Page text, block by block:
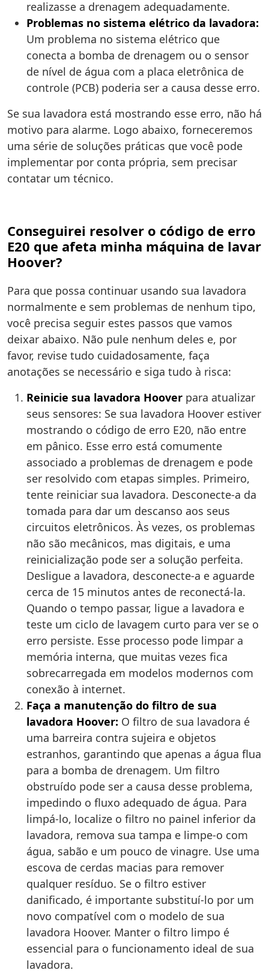
realizasse a drenagem adequadamente.
Problemas no sistema elétrico da lavadora:
Um problema no sistema elétrico que
conecta a bomba de drenagem ou o sensor
de nível de água com a placa eletrônica de
controle (PCB) poderia ser a causa desse erro.
Se sua lavadora está mostrando esse erro, não há
motivo para alarme. Logo abaixo, forneceremos
uma série de soluções práticas que você pode
implementar por conta própria, sem precisar
contatar um técnico.
Conseguirei resolver o código de erro
E20 que afeta minha máquina de lavar
Hoover?
Para que possa continuar usando sua lavadora
normalmente e sem problemas de nenhum tipo,
você precisa seguir estes passos que vamos
deixar abaixo. Não pule nenhum deles e, por
favor, revise tudo cuidadosamente, faça
anotações se necessário e siga tudo à risca:
Reinicie sua lavadora Hoover para atualizar
seus sensores: Se sua lavadora Hoover estiver
mostrando o código de erro E20, não entre
em pânico. Esse erro está comumente
associado a problemas de drenagem e pode
ser resolvido com etapas simples. Primeiro,
tente reiniciar sua lavadora. Desconecte-a da
tomada para dar um descanso aos seus
circuitos eletrônicos. Às vezes, os problemas
não são mecânicos, mas digitais, e uma
reinicialização pode ser a solução perfeita.
Desligue a lavadora, desconecte-a e aguarde
cerca de 15 minutos antes de reconectá-la.
Quando o tempo passar, ligue a lavadora e
teste um ciclo de lavagem curto para ver se o
erro persiste. Esse processo pode limpar a
memória interna, que muitas vezes fica
sobrecarregada em modelos modernos com
conexão à internet.
Faça a manutenção do filtro de sua
lavadora Hoover: O filtro de sua lavadora é
uma barreira contra sujeira e objetos
estranhos, garantindo que apenas a água flua
para a bomba de drenagem. Um filtro
obstruído pode ser a causa desse problema,
impedindo o fluxo adequado de água. Para
limpá-lo, localize o filtro no painel inferior da
lavadora, remova sua tampa e limpe-o com
água, sabão e um pouco de vinagre. Use uma
escova de cerdas macias para remover
qualquer resíduo. Se o filtro estiver
danificado, é importante substituí-lo por um
novo compatível com o modelo de sua
lavadora Hoover. Manter o filtro limpo é
essencial para o funcionamento ideal de sua
lavadora.